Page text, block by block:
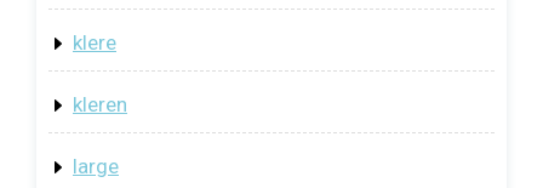
klere
kleren
large